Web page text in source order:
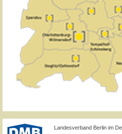
Landesverband Berlin im